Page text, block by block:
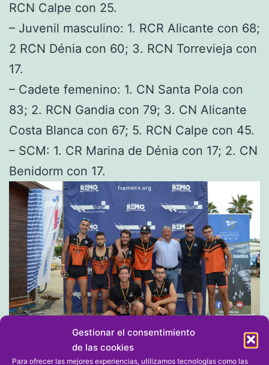
Gestionar el consentimiento
de las cookies
Para ofrecer las mejores experiencias, utilizamos tecnologías como las
RCN Calpe con 25.
– Juvenil masculino: 1. RCR Alicante con 68;
2 RCN Dénia con 60; 3. RCN Torrevieja con
17.
– Cadete femenino: 1. CN Santa Pola con
83; 2. RCN Gandia con 79; 3. CN Alicante
Costa Blanca con 67; 5. RCN Calpe con 45.
– SCM: 1. CR Marina de Dénia con 17; 2. CN
Benidorm con 17.